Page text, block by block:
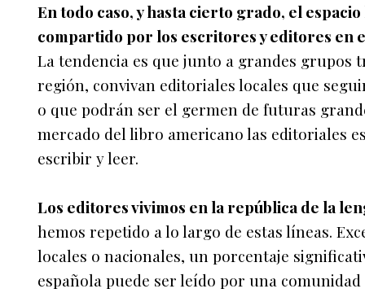
En todo caso, y hasta cierto grado, el
compartido por los escritores y editores en
La tendencia es que junto a grandes grupos
región, convivan editoriales locales que
o que podrán ser el germen de futuras
mercado del libro americano las editoriales
escribir y leer.
Los editores vivimos en la república de la
hemos repetido a lo largo de estas líneas.
locales o nacionales, un porcentaje
española puede ser leído por una